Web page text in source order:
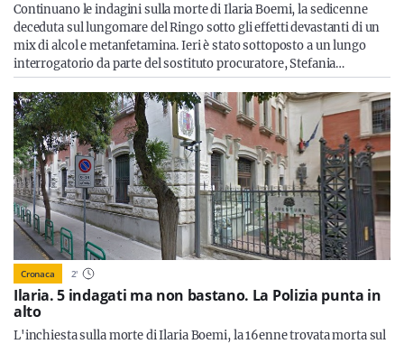
Continuano le indagini sulla morte di Ilaria Boemi, la sedicenne
deceduta sul lungomare del Ringo sotto gli effetti devastanti di un
mix di alcol e metanfetamina. Ieri è stato sottoposto a un lungo
interrogatorio da parte del sostituto procuratore, Stefania…
Cronaca 2'
Ilaria. 5 indagati ma non bastano. La Polizia punta in
alto
L'inchiesta sulla morte di Ilaria Boemi, la 16enne trovata morta sul